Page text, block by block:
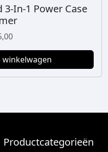
In-1 Power Case
winkelwagen
Productcategorieën